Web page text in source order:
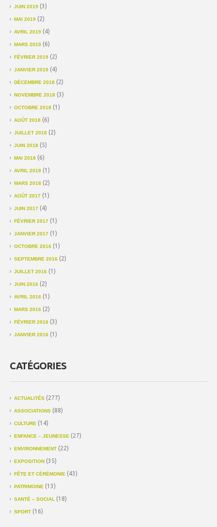
JUIN 2019 (3)
MAI 2019 (2)
AVRIL 2019 (4)
MARS 2019 (6)
FÉVRIER 2019 (2)
JANVIER 2019 (4)
DÉCEMBRE 2018 (2)
NOVEMBRE 2018 (3)
OCTOBRE 2018 (1)
AOÛT 2018 (6)
JUILLET 2018 (2)
JUIN 2018 (5)
MAI 2018 (6)
AVRIL 2018 (1)
MARS 2018 (2)
AOÛT 2017 (1)
JUIN 2017 (4)
FÉVRIER 2017 (1)
JANVIER 2017 (1)
OCTOBRE 2016 (1)
SEPTEMBRE 2016 (2)
JUILLET 2016 (1)
JUIN 2016 (2)
AVRIL 2016 (1)
MARS 2016 (2)
FÉVRIER 2016 (3)
JANVIER 2016 (1)
CATÉGORIES
ACTUALITÉS (277)
ASSOCIATIONS (88)
CULTURE (14)
ENFANCE – JEUNESSE (27)
ENVIRONNEMENT (22)
EXPOSITION (35)
FÊTE ET CÉRÉMONIE (43)
PATRIMOINE (13)
SANTÉ – SOCIAL (18)
SPORT (16)